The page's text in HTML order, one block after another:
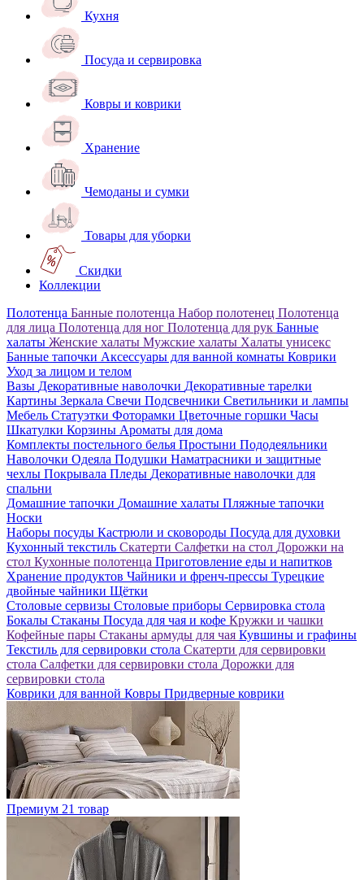
Кухня
Посуда и сервировка
Ковры и коврики
Хранение
Чемоданы и сумки
Товары для уборки
Скидки
Коллекции
Полотенца Банные полотенца Набор полотенец Полотенца
для лица Полотенца для ног Полотенца для рук Банные
халаты Женские халаты Мужские халаты Халаты унисекс
Банные тапочки Аксессуары для ванной комнаты Коврики
Уход за лицом и телом
Вазы Декоративные наволочки Декоративные тарелки
Картины Зеркала Свечи Подсвечники Светильники и лампы
Мебель Статуэтки Фоторамки Цветочные горшки Часы
Шкатулки Корзины Ароматы для дома
Комплекты постельного белья Простыни Пододеяльники
Наволочки Одеяла Подушки Наматрасники и защитные
чехлы Покрывала Пледы Декоративные наволочки для
спальни
Домашние тапочки Домашние халаты Пляжные тапочки
Носки
Наборы посуды Кастрюли и сковороды Посуда для духовки
Кухонный текстиль Скатерти Салфетки на стол Дорожки на
стол Кухонные полотенца Приготовление еды и напитков
Хранение продуктов Чайники и френч-прессы Турецкие
двойные чайники Щётки
Столовые сервизы Столовые приборы Сервировка стола
Бокалы Стаканы Посуда для чая и кофе Кружки и чашки
Кофейные пары Стаканы армуды для чая Кувшины и графины
Текстиль для сервировки стола Скатерти для сервировки
стола Салфетки для сервировки стола Дорожки для
сервировки стола
Коврики для ванной Ковры Придверные коврики
Премиум 21 товар